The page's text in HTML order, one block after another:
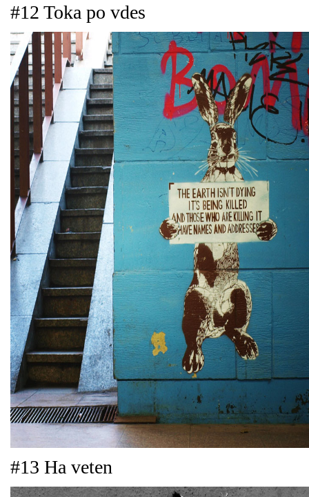
#12 Toka po vdes
#13 Ha veten